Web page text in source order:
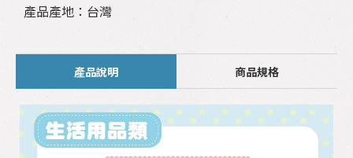
產品產地：台灣
產品說明 商品規格